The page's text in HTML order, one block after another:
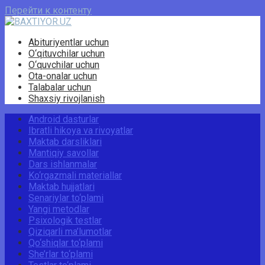
Перейти к контенту
Abituriyentlar uchun
O‘qituvchilar uchun
O‘quvchilar uchun
Ota-onalar uchun
Talabalar uchun
Shaxsiy rivojlanish
Android dasturlar
Ibratli hikoya va rivoyatlar
Maktab darsliklari
Mantiqiy savollar
Dars ishlanmalar
Ko‘rgazmali materiallar
Maktab hujjatlari
Senariylar to‘plami
Yangi metodlar
Psixologik testlar
Qiziqarli ma’lumotlar
Qo‘shiqlar to‘plami
She’rlar to‘plami